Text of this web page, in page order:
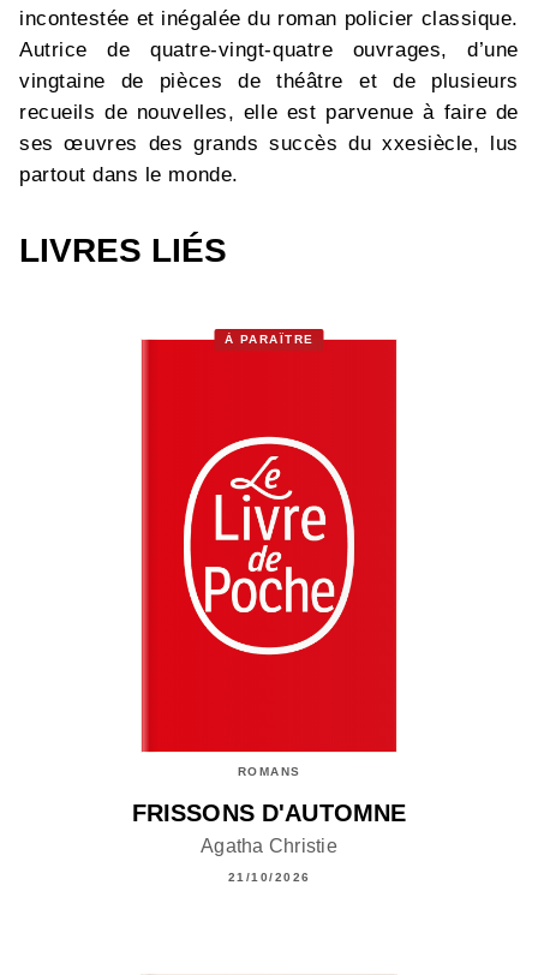
incontestée et inégalée du roman policier classique.
Autrice de quatre-vingt-quatre ouvrages, d’une
vingtaine de pièces de théâtre et de plusieurs
recueils de nouvelles, elle est parvenue à faire de
ses œuvres des grands succès du xxesiècle, lus
partout dans le monde.
LIVRES LIÉS
À PARAÎTRE
ROMANS
FRISSONS D'AUTOMNE
Agatha Christie
21/10/2026